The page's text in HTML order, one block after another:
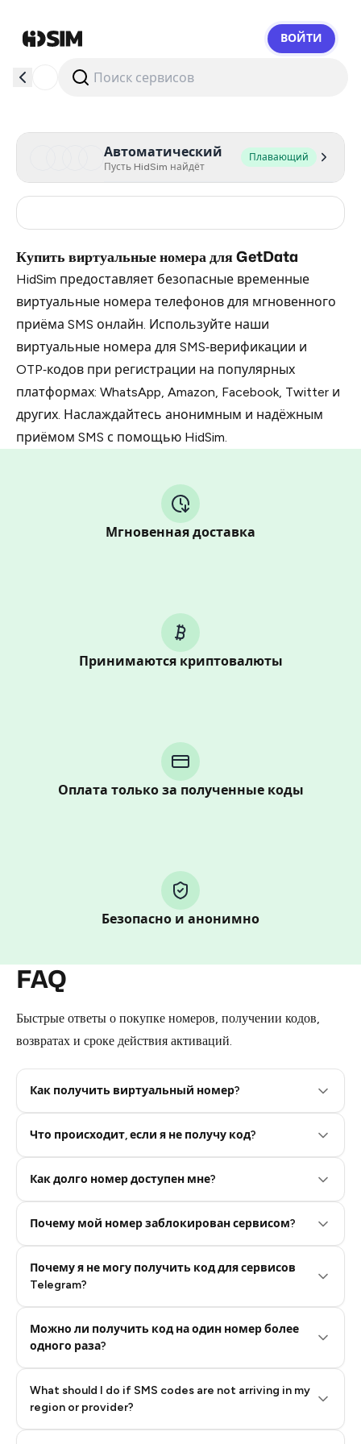
ВОЙТИ
Автоматический
Пусть HidSim найдёт
Плавающий
Купить виртуальные номера для GetData
HidSim предоставляет безопасные временные
виртуальные номера телефонов для мгновенного
приёма SMS онлайн. Используйте наши
виртуальные номера для SMS‑верификации и
OTP‑кодов при регистрации на популярных
платформах: WhatsApp, Amazon, Facebook, Twitter и
других. Наслаждайтесь анонимным и надёжным
приёмом SMS с помощью HidSim.
Мгновенная доставка
Принимаются криптовалюты
Оплата только за полученные коды
Безопасно и анонимно
FAQ
Быстрые ответы о покупке номеров, получении кодов,
возвратах и сроке действия активаций.
Как получить виртуальный номер?
Что происходит, если я не получу код?
Как долго номер доступен мне?
Почему мой номер заблокирован сервисом?
Почему я не могу получить код для сервисов
Telegram?
Можно ли получить код на один номер более
одного раза?
What should I do if SMS codes are not arriving in my
region or provider?
You purchase Stars via the official
Telegram using your card (or Google Pay, Apple Pay, or
Step 1: Create the order on HidSim